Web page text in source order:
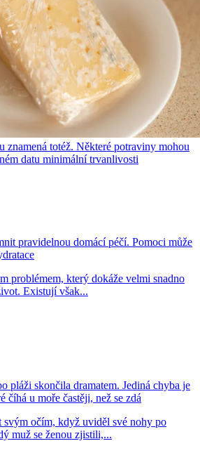
znamená totéž. Některé potraviny mohou
datu minimální trvanlivosti
pravidelnou domácí péčí. Pomoci může
problémem, který dokáže velmi snadno
Existují však...
pláži skončila dramatem. Jediná chyba je
číhá u moře častěji, než se zdá
očím, když uviděl své nohy po
muž se ženou zjistili,...